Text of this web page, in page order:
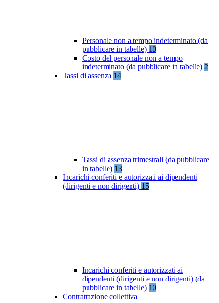
Personale non a tempo indeterminato (da
pubblicare in tabelle) 10
Costo del personale non a tempo
indeterminato (da pubblicare in tabelle) 2
Tassi di assenza 14
Tassi di assenza trimestrali (da pubblicare
in tabelle) 13
Incarichi conferiti e autorizzati ai dipendenti
(dirigenti e non dirigenti) 15
Incarichi conferiti e autorizzati ai
dipendenti (dirigenti e non dirigenti) (da
pubblicare in tabelle) 10
Contrattazione collettiva